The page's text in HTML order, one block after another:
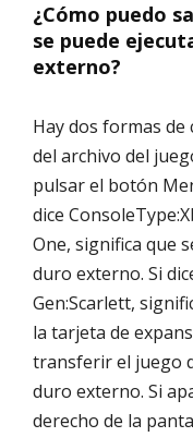
¿Cómo puedo
se puede
externo?
Hay dos formas
del archivo del
pulsar el botón
dice
One, significa que
duro externo. Si
Gen:Scarlett,
la tarjeta de
transferir el juego
duro externo. Si
derecho de la